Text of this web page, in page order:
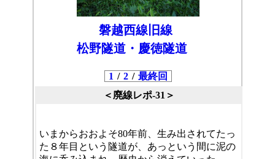
磐越西線旧線
松野隧道・慶徳隧道
1 / 2 / 最終回
＜廃線レポ-31＞
いまからおおよそ80年前、生み出されてたっ
た８年目という隧道が、あっという間に泥の